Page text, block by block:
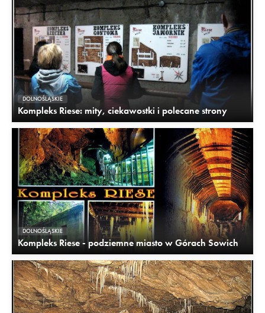
DOLNOŚLĄSKIE
Kompleks Riese: mity, ciekawostki i polecane strony
DOLNOŚLĄSKIE
Kompleks Riese - podziemne miasto w Górach Sowich